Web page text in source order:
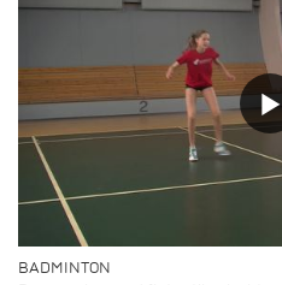
BADMINTON